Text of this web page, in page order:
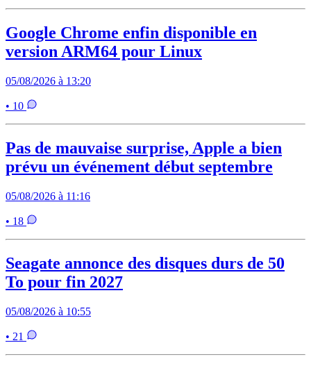
Google Chrome enfin disponible en
version ARM64 pour Linux
05/08/2026 à 13:20
• 10
Pas de mauvaise surprise, Apple a bien
prévu un événement début septembre
05/08/2026 à 11:16
• 18
Seagate annonce des disques durs de 50
To pour fin 2027
05/08/2026 à 10:55
• 21